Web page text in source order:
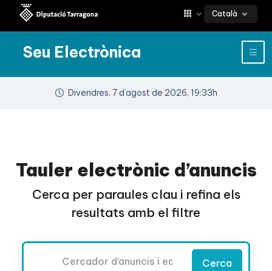
Català
Seu Electrònica
Divendres, 7 d’agost de 2026, 19:33h
Tauler electrònic d’anuncis
Cerca per paraules clau i refina els
resultats amb el filtre
Cerca